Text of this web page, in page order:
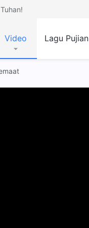
Video Lagu Pujian